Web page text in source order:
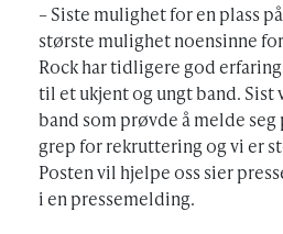
– Siste mulighet for en plass
største mulighet noensinne
Rock har tidligere god
til et ukjent og ungt band. Sist
band som prøvde å melde
grep for rekruttering og vi er
Posten vil hjelpe oss sier
i en pressemelding.